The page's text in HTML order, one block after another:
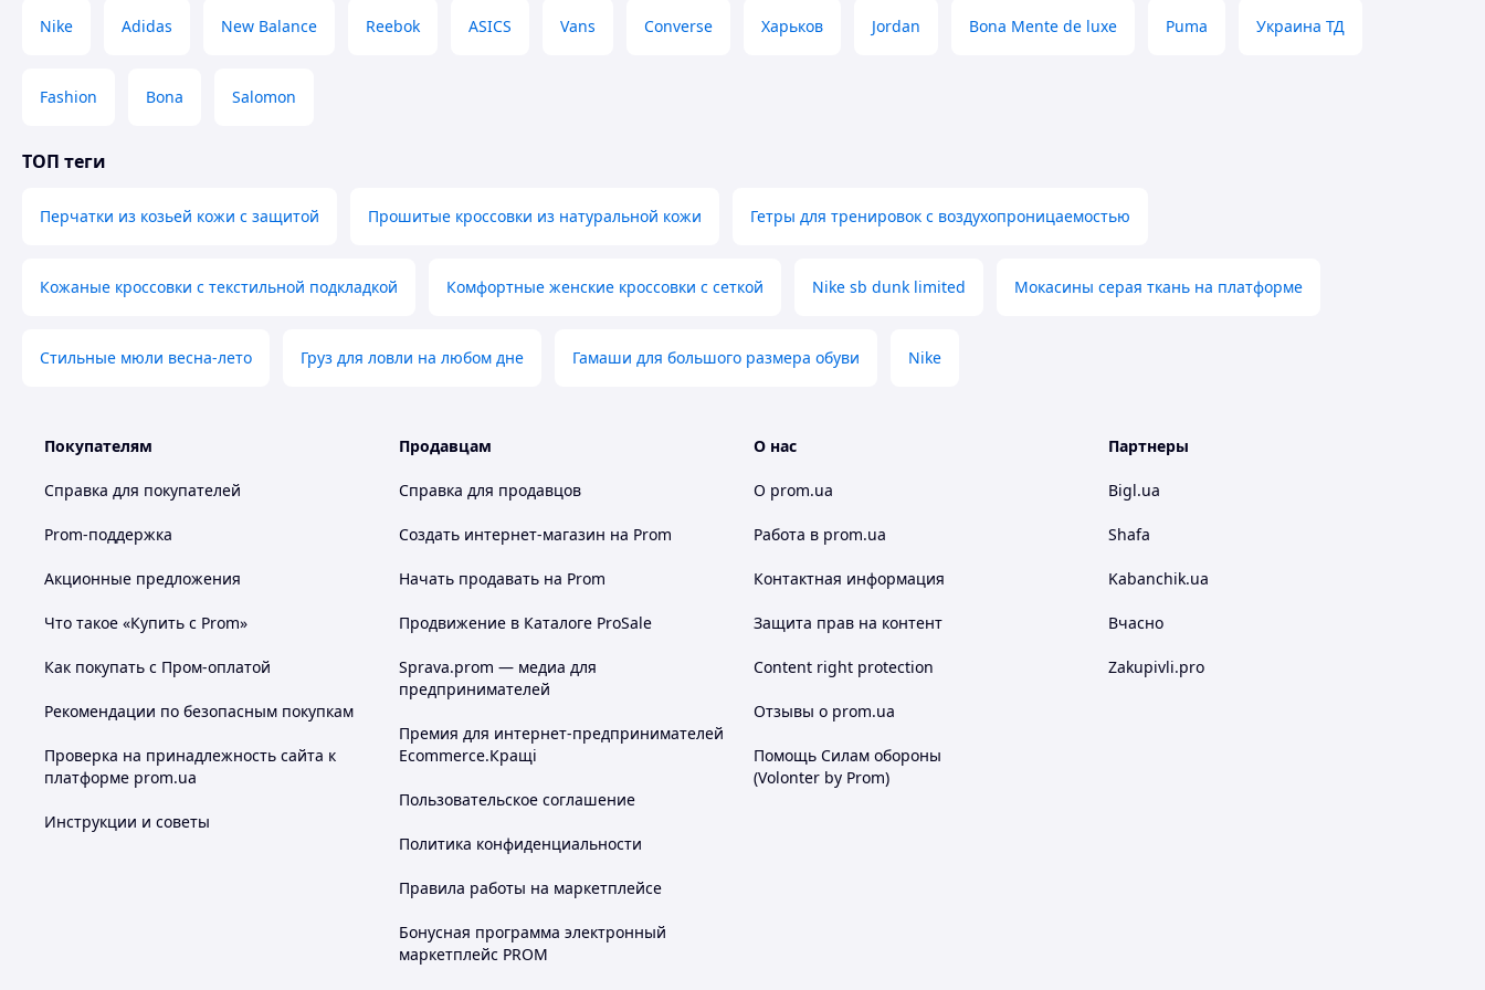
📞 Для более детальной информации и быстрого оформления заказа:
Nike Adidas New Balance Reebok ASICS Vans Converse Харьков Jordan Bona Mente de luxe Puma Украина ТД
Fashion Bona Salomon
ТОП теги
Перчатки из козьей кожи с защитой Прошитые кроссовки из натуральной кожи Гетры для тренировок с воздухопроницаемостью
Кожаные кроссовки с текстильной подкладкой Комфортные женские кроссовки с сеткой Nike sb dunk limited Мокасины серая ткань на платформе
Стильные мюли весна-лето Груз для ловли на любом дне Гамаши для большого размера обуви Nike
Покупателям
Справка для покупателей
Prom-поддержка
Акционные предложения
Что такое «Купить с Prom»
Как покупать с Пром-оплатой
Рекомендации по безопасным покупкам
Проверка на принадлежность сайта к
платформе prom.ua
Инструкции и советы
Продавцам
Справка для продавцов
Создать интернет-магазин на Prom
Начать продавать на Prom
Продвижение в Каталоге ProSale
Sprava.prom — медиа для
предпринимателей
Премия для интернет-предпринимателей
Ecommerce.Кращі
Пользовательское соглашение
Политика конфиденциальности
Правила работы на маркетплейсе
Бонусная программа электронный
маркетплейс PROM
О нас
О prom.ua
Работа в prom.ua
Контактная информация
Защита прав на контент
Content right protection
Отзывы о prom.ua
Помощь Силам обороны
(Volonter by Prom)
Партнеры
Bigl.ua
Shafa
Kabanchik.ua
Вчасно
Zakupivli.pro